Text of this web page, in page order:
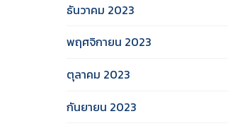
ธันวาคม 2023
พฤศจิกายน 2023
ตุลาคม 2023
กันยายน 2023